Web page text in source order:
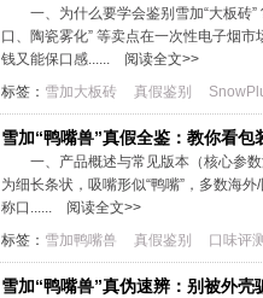
一、为什么要学会鉴别雪加“大板砖
口、陶瓷雾化” 等卖点在一次性电子烟
钱又能保口感......
阅读全文>>
标签： 雪加大板砖 真假鉴别
雪加“鸭嘴兽”真假全鉴：教你看
一、产品概述与常见版本（核心参
为细长条状，吸嘴形似“鸭嘴”，多数海
称口......
阅读全文>>
标签： 雪加鸭嘴兽 真假鉴别 口味评测
雪加“鸭嘴兽”真伪速辨：别被外